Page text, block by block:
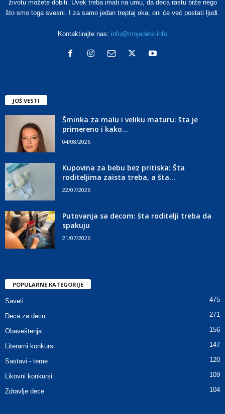
životu možete dobiti. Uvek treba imati na umu, da deca rastu brže nego
što smo toga svesni. I za samo jedan treptaj oka, oni će već postati ljudi.
Kontaktirajte nas: info@mojedete.info
JOŠ VESTI
Šminka za malu i veliku maturu: šta je
primereno i kako...
04/08/2026
Kupovina za bebu bez pritiska: Šta
roditeljima zaista treba, a šta...
22/07/2026
Putovanja sa decom: šta roditelji treba da
spakuju
21/07/2026
POPULARNE KATEGORIJE
Saveti 475
Deca za decu 271
Obaveštenja 156
Literarni konkursi 147
Sastavi - teme 120
Likovni konkursi 109
Zdravlje dece 104